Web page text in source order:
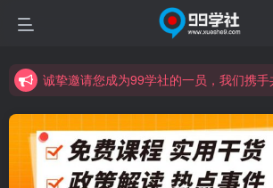
诚挚邀请您成为99学社的一员，我们携手
诚挚邀请您成为99学社的一员，我们携手
学习路上不孤独，99学社与你同行！分享全网优质VIP资源，炒股教程、创业教程、网络营销教程、自媒体